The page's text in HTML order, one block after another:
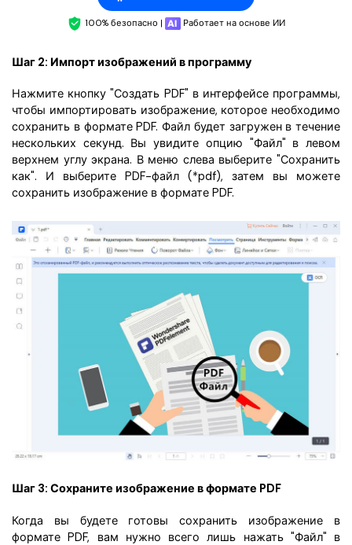
100% безопасно | Работает на основе ИИ
Шаг 2: Импорт изображений в программу
Нажмите кнопку "Создать PDF" в интерфейсе программы,
чтобы импортировать изображение, которое необходимо
сохранить в формате PDF. Файл будет загружен в течение
нескольких секунд. Вы увидите опцию "Файл" в левом
верхнем углу экрана. В меню слева выберите "Сохранить
как". И выберите PDF-файл (*pdf), затем вы можете
сохранить изображение в формате PDF.
Шаг 3: Сохраните изображение в формате PDF
Когда вы будете готовы сохранить изображение в
формате PDF, вам нужно всего лишь нажать "Файл" в